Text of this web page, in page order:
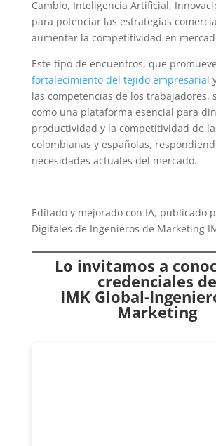
Cambio, Inteligencia Artificial,
para potenciar las estrategias
aumentar la competitividad en
Este tipo de encuentros, que
fortalecimiento del tejido empresarial
las competencias de los trabajadores,
como una plataforma esencial para
productividad y la competitividad de
colombianas y españolas,
necesidades actuales del mercado.
Editado y mejorado con IA, publicado
Digitales de Ingenieros de Marketing
Lo invitamos a
credenciales de
IMK Global-
Marketing